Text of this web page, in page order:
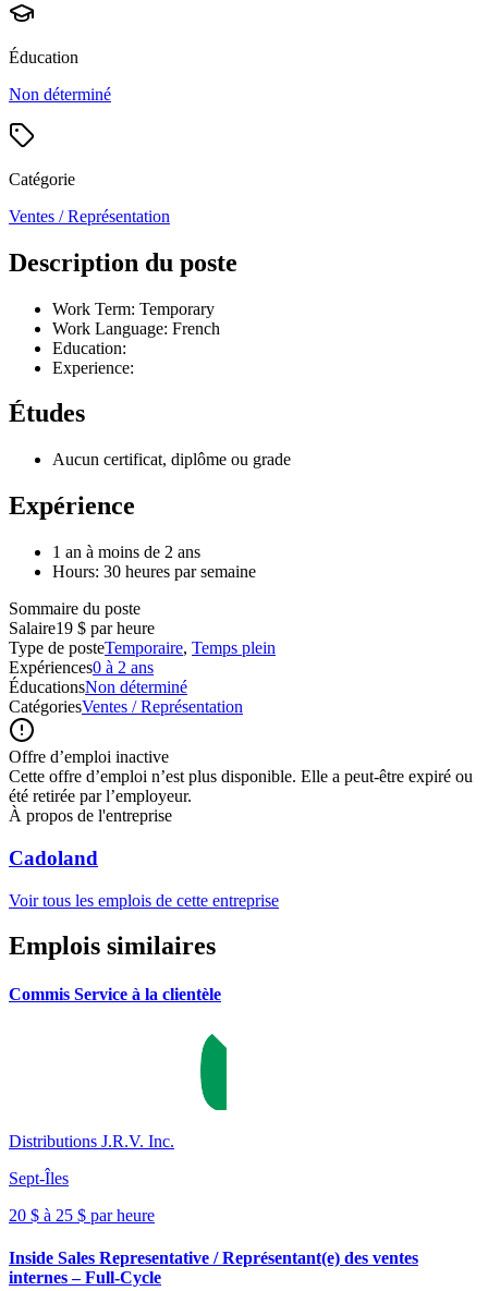
Éducation
Non déterminé
Catégorie
Ventes / Représentation
Description du poste
Work Term: Temporary
Work Language: French
Education:
Experience:
Études
Aucun certificat, diplôme ou grade
Expérience
1 an à moins de 2 ans
Hours: 30 heures par semaine
Sommaire du poste
Salaire19 $ par heure
Type de posteTemporaire, Temps plein
Expériences0 à 2 ans
ÉducationsNon déterminé
CatégoriesVentes / Représentation
Offre d’emploi inactive
Cette offre d’emploi n’est plus disponible. Elle a peut-être expiré ou
été retirée par l’employeur.
À propos de l'entreprise
Cadoland
Voir tous les emplois de cette entreprise
Emplois similaires
Commis Service à la clientèle
Distributions J.R.V. Inc.
Sept-Îles
20 $ à 25 $ par heure
Inside Sales Representative / Représentant(e) des ventes
internes – Full-Cycle